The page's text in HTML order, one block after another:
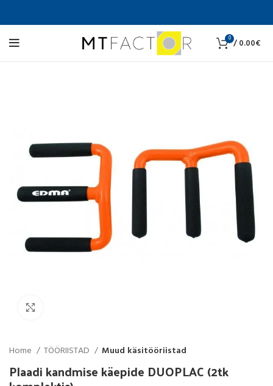
0 /0.00€
Home TÖÖRIISTAD Muud käsitööriistad
Plaadi kandmise käepide DUOPLAC (2tk